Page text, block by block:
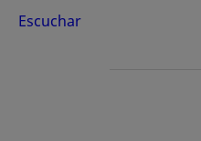
Escuchar